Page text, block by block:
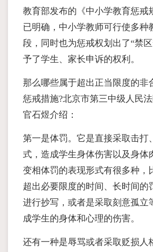
教育部发布的《中小学教育惩戒
已明确，中小学教师可行使多种
段，同时也为惩戒权划出了“禁
予了学生、家长申诉的权利。
那么哪些属于超出正当限度的非
惩戒措施?北京市第三中级人民
官石煜介绍：
第一是体罚。它是直接采取击打
式，造成学生身体伤害以及身体
变相体罚的表现形式有很多种，
超出必要限度的时间、长时间的
进行抄写，或者是采取刻意孤立
成学生的身体和心理的伤害。
还有一种是辱骂或者采取贬损人